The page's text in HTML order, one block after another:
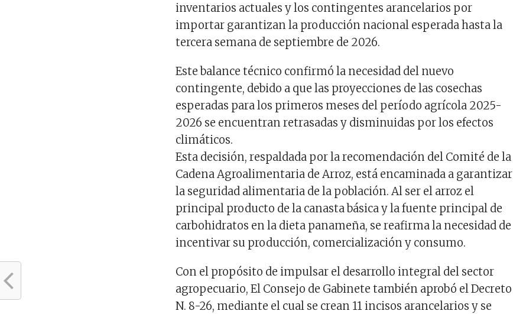
inventarios actuales y los contingentes arancelarios por
importar garantizan la producción nacional esperada hasta la
tercera semana de septiembre de 2026.
Este balance técnico confirmó la necesidad del nuevo
contingente, debido a que las proyecciones de las cosechas
esperadas para los primeros meses del período agrícola 2025-
2026 se encuentran retrasadas y disminuidas por los efectos
climáticos.
Esta decisión, respaldada por la recomendación del Comité de la
Cadena Agroalimentaria de Arroz, está encaminada a garantizar
la seguridad alimentaria de la población. Al ser el arroz el
principal producto de la canasta básica y la fuente principal de
carbohidratos en la dieta panameña, se reafirma la necesidad de
incentivar su producción, comercialización y consumo.
Con el propósito de impulsar el desarrollo integral del sector
agropecuario, El Consejo de Gabinete también aprobó el Decreto
N. 8-26, mediante el cual se crean 11 incisos arancelarios y se